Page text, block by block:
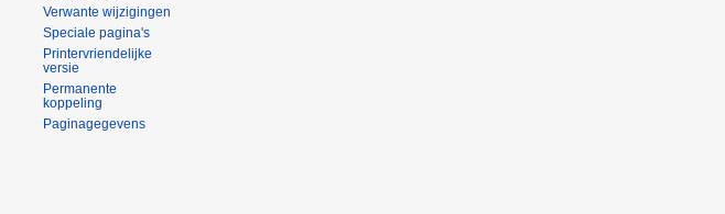
Verwante wijzigingen
Speciale pagina's
Printervriendelijke
versie
Permanente
koppeling
Paginagegevens